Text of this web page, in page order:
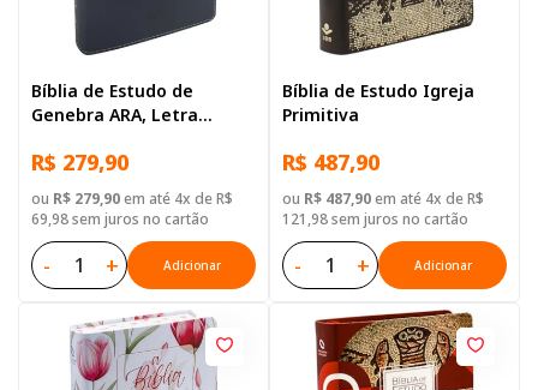
Bíblia de Estudo de
Genebra ARA, Letra
Couro Sintético Azul
R$ 279,90
ou R$ 279,90em até 4x de R$
69,98 sem juros no cartão
- + Adicionar
Bíblia de Estudo Igreja
Primitiva
R$ 487,90
ou R$ 487,90em até 4x de R$
121,98 sem juros no cartão
- + Adicionar